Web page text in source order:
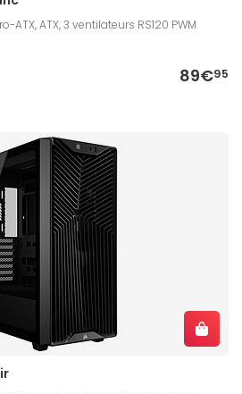
ATX, ATX, 3 ventilateurs RS120 PWM
89€95